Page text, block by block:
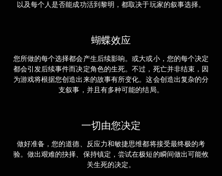
以及每个人是否能成功活到黎明，都取决于玩家的叙事选择。
蝴蝶效应
您所做的每个选择都会产生后续影响。或大或小，您的每个决定
都会引发后续事件而决定角色的生死。不过，死亡并非结束，因
为游戏将根据您创造出来的故事有所变化。这会创造出复杂的分
支叙事，并且有多种可能的结局。
一切由您决定
做好准备，您的道德、反应力和敏捷思维都将接受最终极的考
验。做出艰难的抉择、保持镇定，尝试在极短的瞬间做出可能攸
关生死的决定。